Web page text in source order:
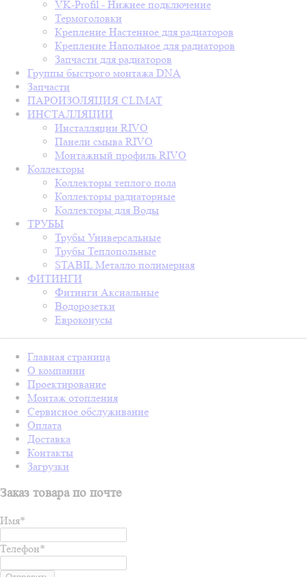
VK-Profil - Нижнее подключение
Термоголовки
Крепление Настенное для радиаторов
Крепление Напольное для радиаторов
Запчасти для радиаторов
Группы быстрого монтажа DNA
Запчасти
ПАРОИЗОЛЯЦИЯ CLIMAT
ИНСТАЛЛЯЦИИ
Инсталляции RIVO
Панели смыва RIVO
Монтажный профиль RIVO
Коллекторы
Коллекторы теплого пола
Коллекторы радиаторные
Коллекторы для Воды
ТРУБЫ
Трубы Универсальные
Трубы Теплопольные
STABIL Металло полимерная
ФИТИНГИ
Фитинги Аксиальные
Водорозетки
Евроконусы
Главная страница
О компании
Проектирование
Монтаж отопления
Сервисное обслуживание
Оплата
Доставка
Контакты
Загрузки
Заказ товара по почте
Имя*
Телефон*